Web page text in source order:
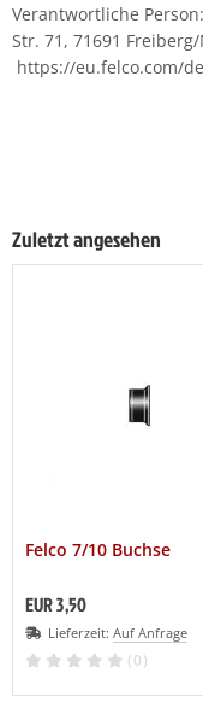
Verantwortliche
Str. 71, 71691
https://eu.felco.com/
Zuletzt angesehen
Felco 7/10 Buchse
EUR 3,50
Lieferzeit: Auf Anfrage
(0)